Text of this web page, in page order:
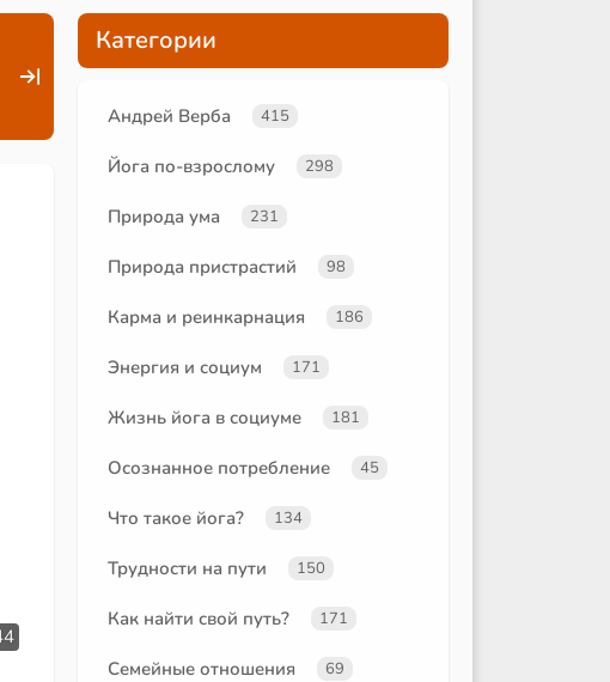
Категории
Андрей Верба 415
Йога по-взрослому 298
Природа ума 231
Природа пристрастий 98
Карма и реинкарнация 186
Энергия и социум 171
Жизнь йога в социуме 181
Осознанное потребление 45
Что такое йога? 134
Трудности на пути 150
Как найти свой путь? 171
Семейные отношения 69